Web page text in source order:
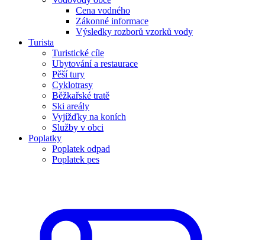
Cena vodného
Zákonné informace
Výsledky rozborů vzorků vody
Turista
Turistické cíle
Ubytování a restaurace
Pěší tury
Cyklotrasy
Běžkařské tratě
Ski areály
Vyjížďky na koních
Služby v obci
Poplatky
Poplatek odpad
Poplatek pes